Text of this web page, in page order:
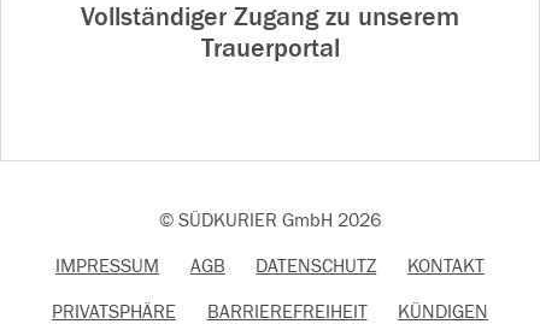
Vollständiger Zugang zu unserem
Trauerportal
© SÜDKURIER GmbH 2026
IMPRESSUM AGB DATENSCHUTZ KONTAKT
PRIVATSPHÄRE BARRIEREFREIHEIT KÜNDIGEN